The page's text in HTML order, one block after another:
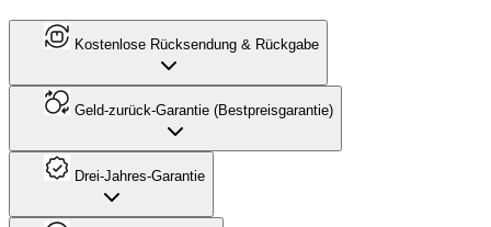
Kostenlose Rücksendung & Rückgabe
Geld-zurück-Garantie (Bestpreisgarantie)
Drei-Jahres-Garantie